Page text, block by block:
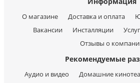
О магазине Доставка и оплата
Вакансии
Инсталляции
Отзывы о
Рекомендуемые
Аудио и видео Домашние